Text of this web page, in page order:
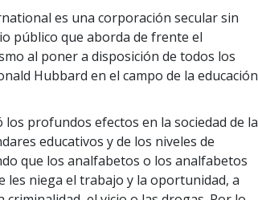
es una corporación secular sin
público que aborda de frente el
al poner a disposición de todos los
Hubbard en el campo de la educación
los profundos efectos en la sociedad de la
educativos y de los niveles de
que los analfabetos o los analfabetos
les niega el trabajo y la oportunidad, a